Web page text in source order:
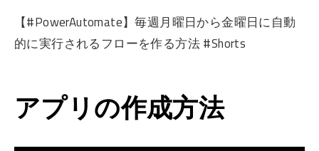
【#PowerAutomate】毎週月曜日から金曜日に自動
的に実行されるフローを作る方法 #Shorts
アプリの作成方法